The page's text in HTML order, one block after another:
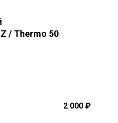
/ Thermo 50
2 000 ₽